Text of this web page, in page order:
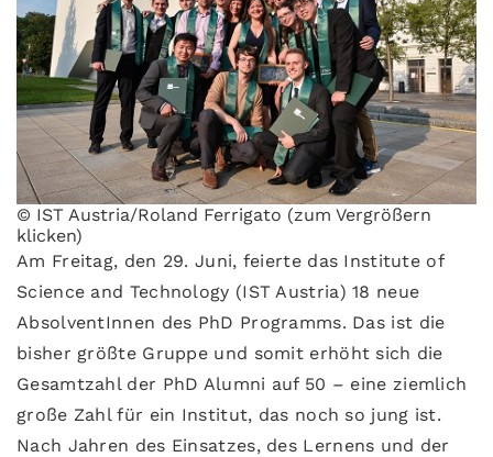
© IST Austria/Roland Ferrigato (zum Vergrößern
klicken)
Am Freitag, den 29. Juni, feierte das Institute of
Science and Technology (IST Austria) 18 neue
AbsolventInnen des PhD Programms. Das ist die
bisher größte Gruppe und somit erhöht sich die
Gesamtzahl der PhD Alumni auf 50 – eine ziemlich
große Zahl für ein Institut, das noch so jung ist.
Nach Jahren des Einsatzes, des Lernens und der